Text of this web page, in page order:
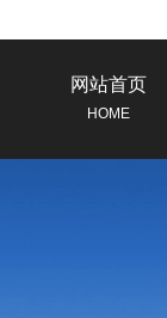
网站首页
HOME